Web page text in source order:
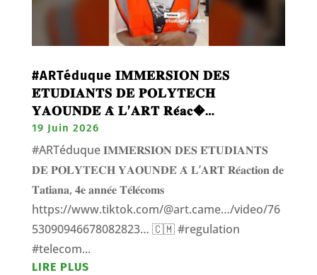
#ARTéduque 𝐈𝐌𝐌𝐄𝐑𝐒𝐈𝐎𝐍 𝐃𝐄𝐒
𝐄́𝐓𝐔𝐃𝐈𝐀𝐍𝐓𝐒 𝐃𝐄 𝐏𝐎𝐋𝐘𝐓𝐄𝐂𝐇
𝐘𝐀𝐎𝐔𝐍𝐃𝐄́ 𝐀̀ 𝐋’𝐀𝐑𝐓 𝐑𝐞́𝐚𝐜�…
19 Juin 2026
#ARTéduque 𝐈𝐌𝐌𝐄𝐑𝐒𝐈𝐎𝐍 𝐃𝐄𝐒 𝐄́𝐓𝐔𝐃𝐈𝐀𝐍𝐓𝐒
𝐃𝐄 𝐏𝐎𝐋𝐘𝐓𝐄𝐂𝐇 𝐘𝐀𝐎𝐔𝐍𝐃𝐄́ 𝐀̀ 𝐋’𝐀𝐑𝐓 𝐑𝐞́𝐚𝐜𝐭𝐢𝐨𝐧 𝐝𝐞
𝐓𝐚𝐭𝐢𝐚𝐧𝐚, 𝟒𝐞 𝐚𝐧𝐧𝐞́𝐞 𝐓𝐞́𝐥𝐞́𝐜𝐨𝐦𝐬
https://www.tiktok.com/@art.came…/video/76
53090946678082823… 🇨🇲 #regulation
#telecom...
LIRE PLUS